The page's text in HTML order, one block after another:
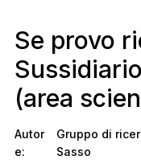
Se provo
(area
Autor
e:
Gruppo di
Sasso